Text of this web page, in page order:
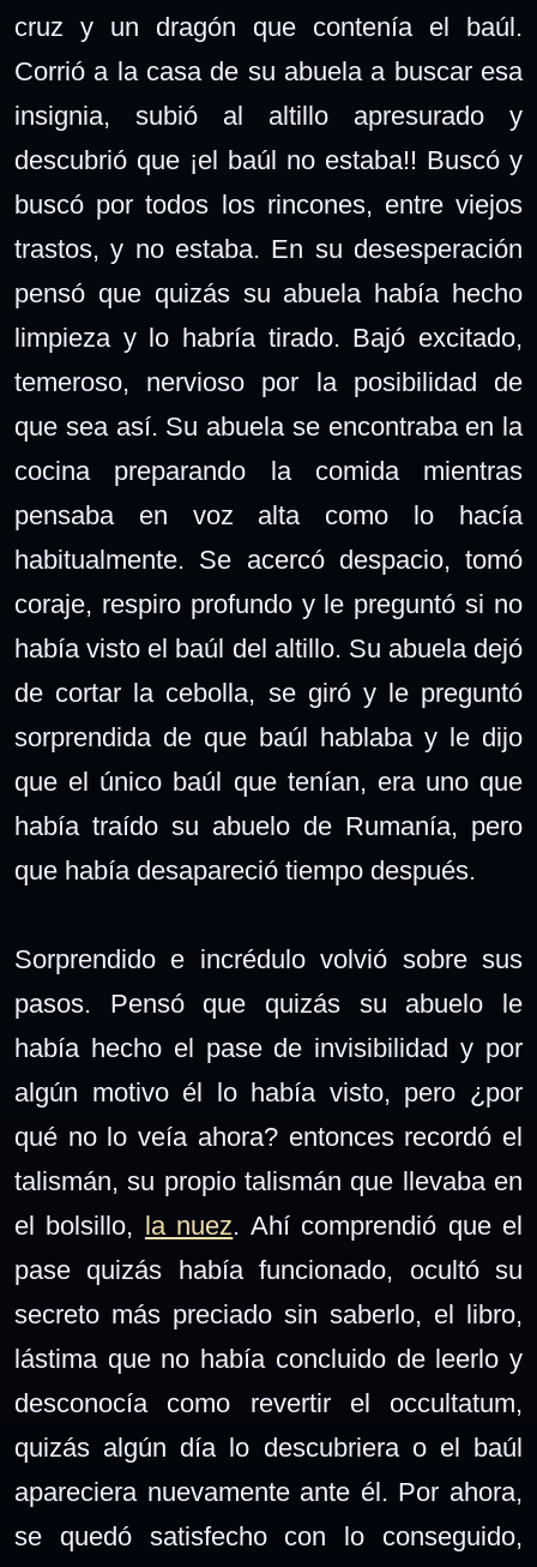
cruz y un dragón que contenía el baúl.
Corrió a la casa de su abuela a buscar esa
insignia, subió al altillo apresurado y
descubrió que ¡el baúl no estaba!! Buscó y
buscó por todos los rincones, entre viejos
trastos, y no estaba. En su desesperación
pensó que quizás su abuela había hecho
limpieza y lo habría tirado. Bajó excitado,
temeroso, nervioso por la posibilidad de
que sea así. Su abuela se encontraba en la
cocina preparando la comida mientras
pensaba en voz alta como lo hacía
habitualmente. Se acercó despacio, tomó
coraje, respiro profundo y le preguntó si no
había visto el baúl del altillo. Su abuela dejó
de cortar la cebolla, se giró y le preguntó
sorprendida de que baúl hablaba y le dijo
que el único baúl que tenían, era uno que
había traído su abuelo de Rumanía, pero
que había desapareció tiempo después.
Sorprendido e incrédulo volvió sobre sus
pasos. Pensó que quizás su abuelo le
había hecho el pase de invisibilidad y por
algún motivo él lo había visto, pero ¿por
qué no lo veía ahora? entonces recordó el
talismán, su propio talismán que llevaba en
el bolsillo, la nuez. Ahí comprendió que el
pase quizás había funcionado, ocultó su
secreto más preciado sin saberlo, el libro,
lástima que no había concluido de leerlo y
desconocía como revertir el occultatum,
quizás algún día lo descubriera o el baúl
apareciera nuevamente ante él. Por ahora,
se quedó satisfecho con lo conseguido,